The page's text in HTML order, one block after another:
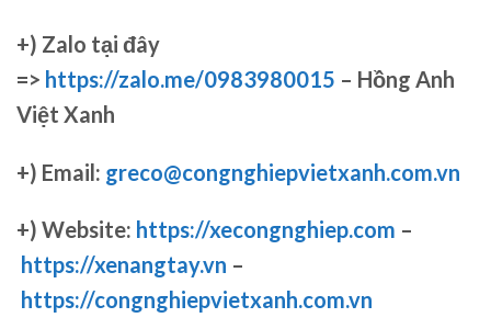
+) Zalo tại đây
=> https://zalo.me/0983980015 – Hồng Anh
Việt Xanh
+) Email: greco@congnghiepvietxanh.com.vn
+) Website: https://xecongnghiep.com –
https://xenangtay.vn –
https://congnghiepvietxanh.com.vn